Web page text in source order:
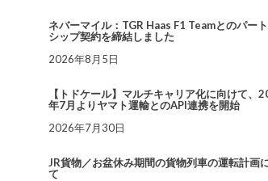
ネバーマイル：TGR Haas F1 Teamとのパー
シップ契約を締結しました
2026年8月5日
【トドケール】マルチキャリア化に向けて、
年7月よりヤマト運輸とのAPI連携を開始
2026年7月30日
JR貨物／お盆休み期間の貨物列車の運転計画
て